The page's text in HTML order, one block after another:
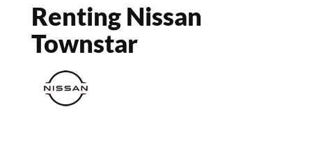
Renting Nissan
Townstar